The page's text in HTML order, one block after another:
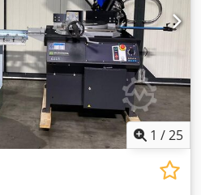
1 /25